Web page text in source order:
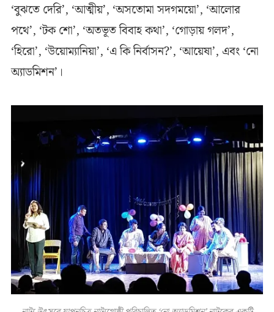
‘বুঝতে দেরি’, ‘আত্মীয়’, ‘অসতোমা সদগময়ো’, ‘আলোর
পথে’, ‘টক শো’, ‘অতভূত বিবাহ কথা’, ‘গোড়ায় গলদ’,
‘হিরো’, ‘উয়োম্যানিয়া’, ‘এ কি নির্বাসন?’, ‘আয়েষা’, এবং ‘নো
অ্যাডমিশন’।